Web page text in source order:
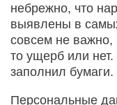
небрежно, что
выявлены в
совсем не важно,
то ущерб или
заполнил бумаги.
Персональные